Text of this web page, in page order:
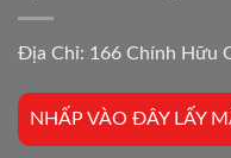
Địa Chỉ: 166 Chính Hữu
NHẤP VÀO ĐÂY LẤY